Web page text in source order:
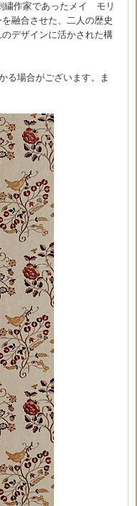
繍作家であったメイ モリ
融合させた、二人の歴史
デザインに活かされた構
る場合がございます。ま